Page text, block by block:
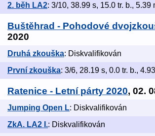
2. běh LA2: 3/10, 38.99 s, 15.0 tr. b., 5.39
Buštěhrad - Pohodové
2020
Druhá zkouška: Diskvalifikován
První zkouška: 3/6, 28.19 s, 0.0 tr. b.,
Ratenice - Letní párty 2020, 02.
Jumping Open L: Diskvalifikován
ZkA. LA2 I.: Diskvalifikován